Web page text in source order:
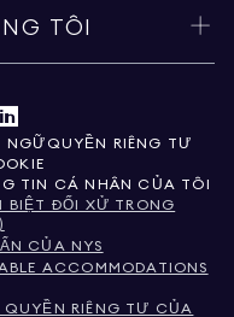
TÔI
NGỮ QUYỀN RIÊNG TƯ
TIN CÁ NHÂN CỦA TÔI
BIỆT ĐỐI XỬ TRONG
CỦA NYS
ACCOMMODATIONS
RIÊNG TƯ CỦA